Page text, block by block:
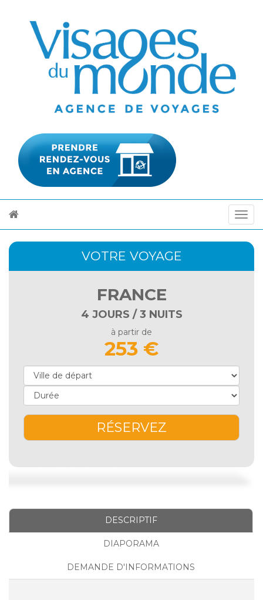
VOTRE VOYAGE
FRANCE
4 JOURS / 3 NUITS
à partir de
253 €
RÉSERVEZ
DESCRIPTIF
DIAPORAMA
DEMANDE D'INFORMATIONS